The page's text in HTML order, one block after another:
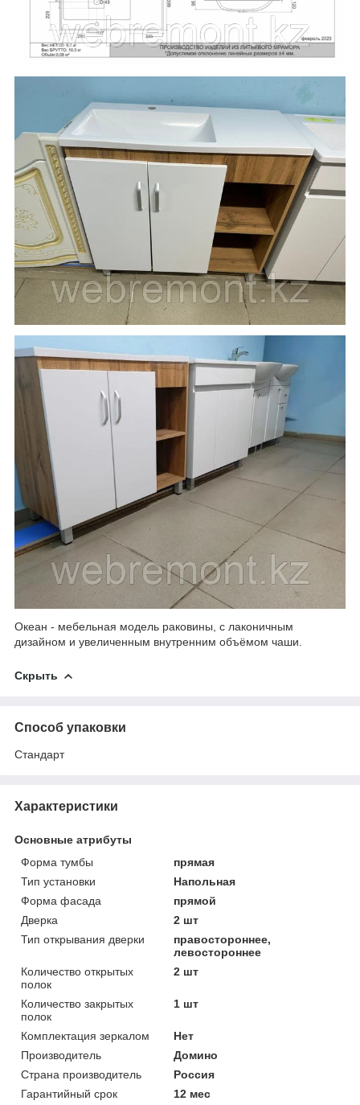
Океан - мебельная модель раковины, с лаконичным
дизайном и увеличенным внутренним объёмом чаши.
Скрыть
Способ упаковки
Стандарт
Характеристики
Основные атрибуты
Форма тумбы
прямая
Тип установки
Напольная
Форма фасада
прямой
Дверка
2 шт
Тип открывания дверки
правостороннее,
левостороннее
Количество открытых
полок
2 шт
Количество закрытых
полок
1 шт
Комплектация зеркалом
Нет
Производитель
Домино
Страна производитель
Россия
Гарантийный срок
12 мес